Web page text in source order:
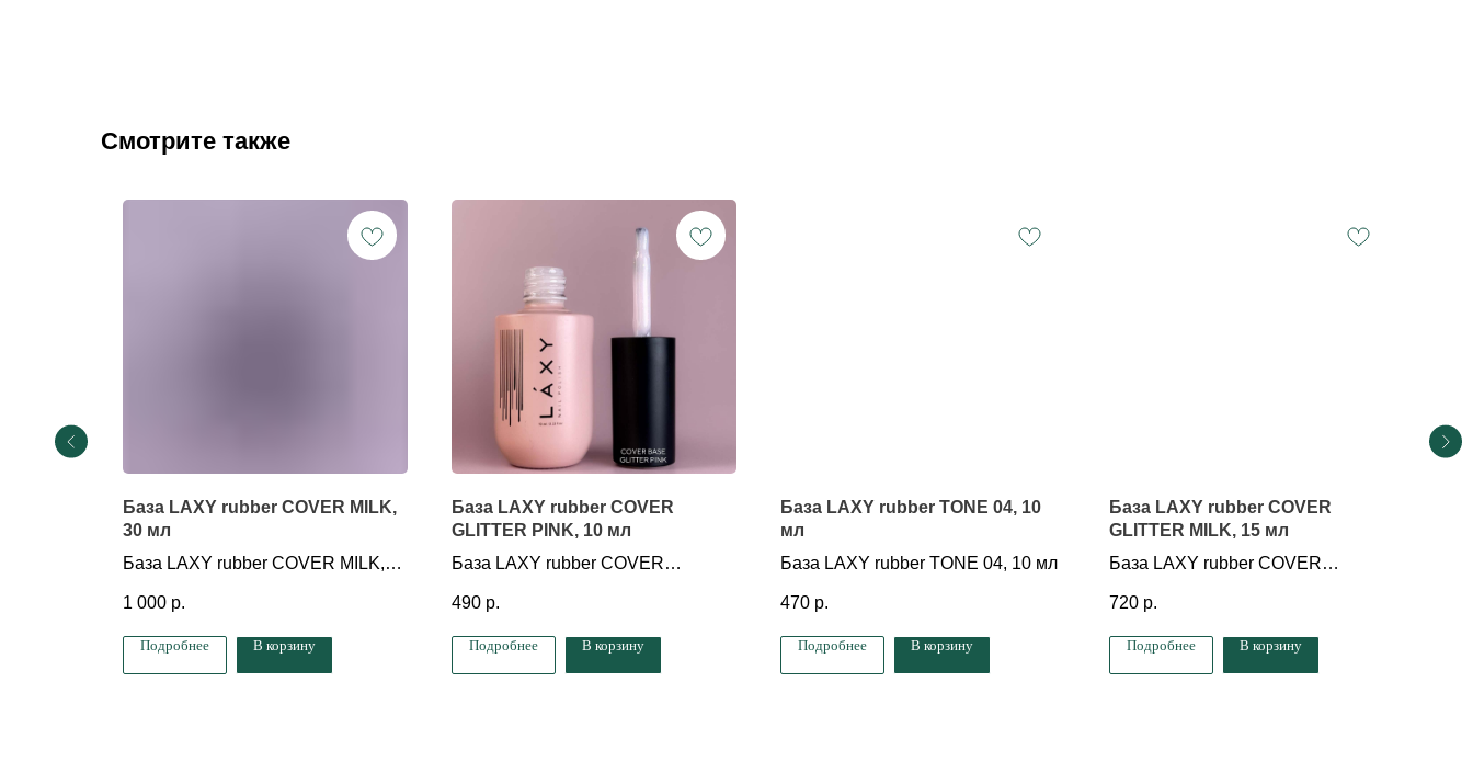
Смотрите также
База LAXY rubber COVER MILK,
30 мл
База LAXY rubber COVER MILK,
1 000 р.
Подробнее В корзину
База LAXY rubber COVER
GLITTER PINK, 10 мл
База LAXY rubber COVER
490 р.
Подробнее В корзину
База LAXY rubber TONE 04, 10
мл
База LAXY rubber TONE 04, 10 мл
470 р.
Подробнее В корзину
База LAXY rubber COVER
GLITTER MILK, 15 мл
База LAXY rubber COVER
720 р.
Подробнее В корзину